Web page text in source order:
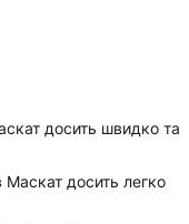
досить швидко та
Маскат досить легко